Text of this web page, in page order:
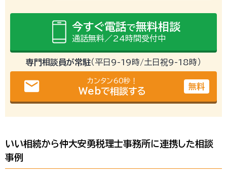
今すぐ電話で無料相談
通話無料／24時間受付中
専門相談員が常駐（平日9-19時/土日祝9-18時）
email カンタン60秒！
Webで相談する 無料
いい相続から仲大安勇税理士事務所に連携した相談
事例